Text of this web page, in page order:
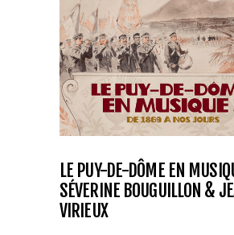
LE PUY-DE-DÔME EN
SÉVERINE BOUGUILLON &
VIRIEUX